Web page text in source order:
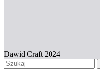
Dawid Craft 2024